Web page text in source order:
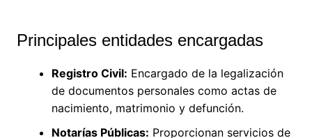
Principales entidades encargadas
Registro Civil: Encargado de la legalización
de documentos personales como actas de
nacimiento, matrimonio y defunción.
Notarías Públicas: Proporcionan servicios de